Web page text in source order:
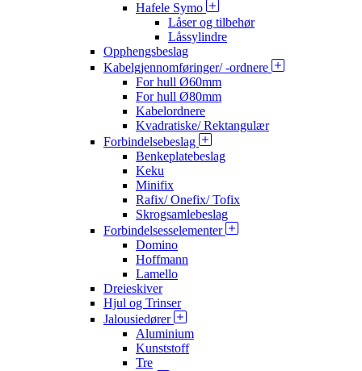
Hafele Symo
Låser og tilbehør
Låssylindre
Opphengsbeslag
Kabelgjennomføringer/ -ordnere
For hull Ø60mm
For hull Ø80mm
Kabelordnere
Kvadratiske/ Rektangulær
Forbindelsebeslag
Benkeplatebeslag
Keku
Minifix
Rafix/ Onefix/ Tofix
Skrogsamlebeslag
Forbindelsesselementer
Domino
Hoffmann
Lamello
Dreieskiver
Hjul og Trinser
Jalousiedører
Aluminium
Kunststoff
Tre